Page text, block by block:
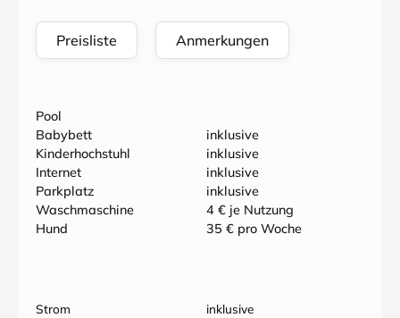
Preisliste Anmerkungen
Pool
Babybett
inklusive
Kinderhochstuhl
inklusive
Internet
inklusive
Parkplatz
inklusive
Waschmaschine
4 € je Nutzung
Hund
35 € pro Woche
Strom
inklusive